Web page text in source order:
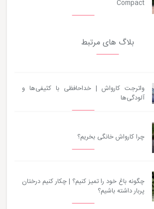
Compact
بلاگ های مرتبط
واترجت کارواش | خداحافظی با کثیفی‌ها و
آلودگی‌ها
چرا کارواش خانگی بخریم؟
چگونه باغ خود را تمیز کنیم؟ | چکار کنیم درختان
پربار داشته باشیم؟